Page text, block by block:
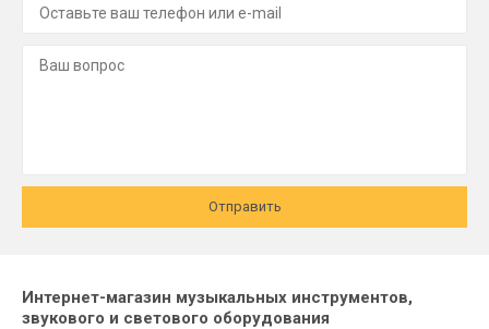
Отправить
Интернет-магазин музыкальных инструментов,
звукового и светового оборудования